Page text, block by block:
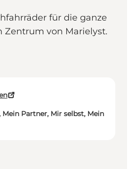
für die ganze
Zentrum von Marielyst.
Mein Partner, Mir selbst, Mein